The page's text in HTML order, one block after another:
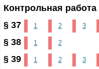
Контрольная работа
§ 37 1 2 3
§ 38 1 2
§ 39 1 2 3